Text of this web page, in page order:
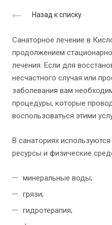
Назад к списку
Санаторное лечение в
продолжением
лечения. Если для
несчастного случая или
заболевания вам
процедуры, которые
воспользоваться этими
В санаториях
ресурсы и физические
минеральные воды;
грязи;
гидротерапия;